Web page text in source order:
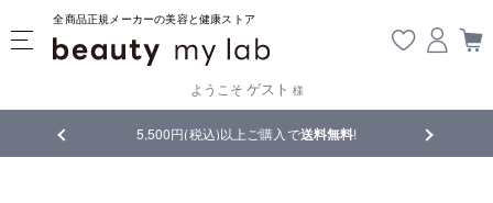
全商品正規メーカーの美容と健康ストア
ようこそ ゲスト 様
5,500円(税込)以上ご購入で送料無料! 【重要】